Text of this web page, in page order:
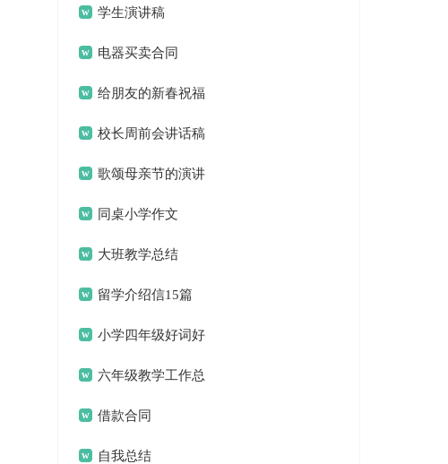
学生演讲稿
电器买卖合同
给朋友的新春祝福
语 校长周前会讲话稿
歌颂母亲节的演讲
稿 同桌小学作文
大班教学总结
留学介绍信15篇
小学四年级好词好
句 六年级教学工作总
结 借款合同
自我总结